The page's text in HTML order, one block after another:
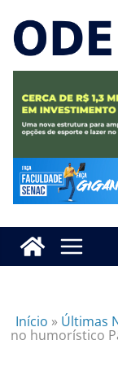
Início » Últimas
no humorístico